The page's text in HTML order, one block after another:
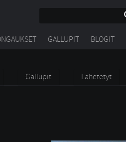
GALLUPIT BLOGIT
Gallupit Lähetetyt